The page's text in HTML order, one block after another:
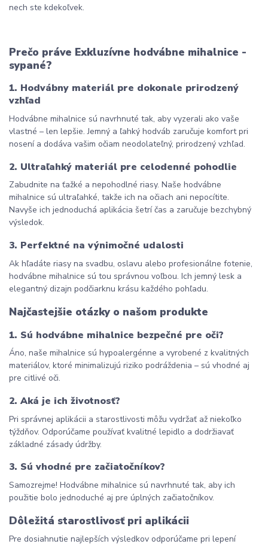
nech ste kdekoľvek.
Prečo práve Exkluzívne hodvábne mihalnice -
sypané?
1. Hodvábny materiál pre dokonale prirodzený
vzhľad
Hodvábne mihalnice sú navrhnuté tak, aby vyzerali ako vaše
vlastné – len lepšie. Jemný a ľahký hodváb zaručuje komfort pri
nosení a dodáva vašim očiam neodolateľný, prirodzený vzhľad.
2. Ultraľahký materiál pre celodenné pohodlie
Zabudnite na ťažké a nepohodlné riasy. Naše hodvábne
mihalnice sú ultraľahké, takže ich na očiach ani nepocítite.
Navyše ich jednoduchá aplikácia šetrí čas a zaručuje bezchybný
výsledok.
3. Perfektné na výnimočné udalosti
Ak hľadáte riasy na svadbu, oslavu alebo profesionálne fotenie,
hodvábne mihalnice sú tou správnou voľbou. Ich jemný lesk a
elegantný dizajn podčiarknu krásu každého pohľadu.
Najčastejšie otázky o našom produkte
1. Sú hodvábne mihalnice bezpečné pre oči?
Áno, naše mihalnice sú hypoalergénne a vyrobené z kvalitných
materiálov, ktoré minimalizujú riziko podráždenia – sú vhodné aj
pre citlivé oči.
2. Aká je ich životnosť?
Pri správnej aplikácii a starostlivosti môžu vydržať až niekoľko
týždňov. Odporúčame používať kvalitné lepidlo a dodržiavať
základné zásady údržby.
3. Sú vhodné pre začiatočníkov?
Samozrejme! Hodvábne mihalnice sú navrhnuté tak, aby ich
použitie bolo jednoduché aj pre úplných začiatočníkov.
Dôležitá starostlivosť pri aplikácii
Pre dosiahnutie najlepších výsledkov odporúčame pri lepení